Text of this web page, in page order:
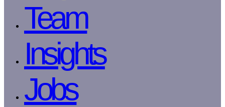
Team
Insights
Jobs